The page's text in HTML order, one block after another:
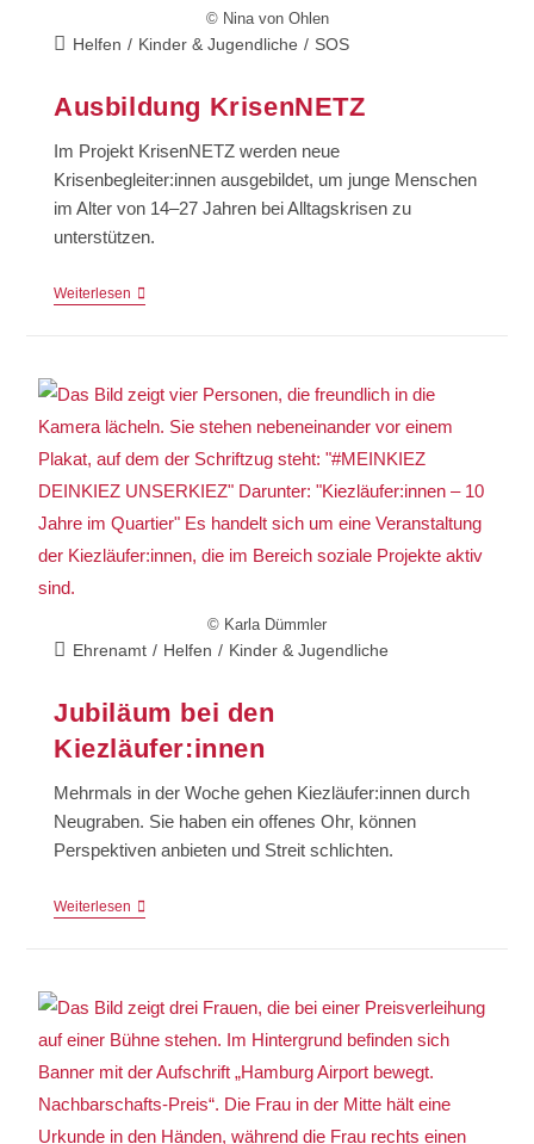
© Nina von Ohlen
Helfen / Kinder & Jugendliche / SOS
Ausbildung KrisenNETZ
Im Projekt KrisenNETZ werden neue
Krisenbegleiter:innen ausgebildet, um junge Menschen
im Alter von 14–27 Jahren bei Alltagskrisen zu
unterstützen.
Weiterlesen
© Karla Dümmler
Ehrenamt / Helfen / Kinder & Jugendliche
Jubiläum bei den
Kiezläufer:innen
Mehrmals in der Woche gehen Kiezläufer:innen durch
Neugraben. Sie haben ein offenes Ohr, können
Perspektiven anbieten und Streit schlichten.
Weiterlesen